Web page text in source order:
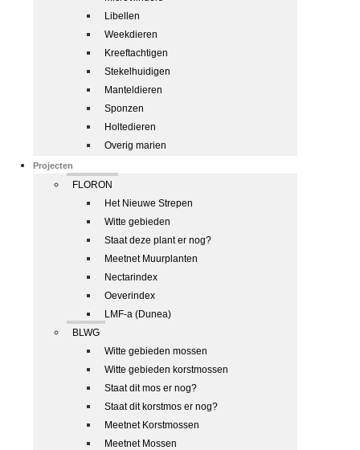
Libellen
Weekdieren
Kreeftachtigen
Stekelhuidigen
Manteldieren
Sponzen
Holtedieren
Overig marien
Projecten
FLORON
Het Nieuwe Strepen
Witte gebieden
Staat deze plant er nog?
Meetnet Muurplanten
Nectarindex
Oeverindex
LMF-a (Dunea)
BLWG
Witte gebieden mossen
Witte gebieden korstmossen
Staat dit mos er nog?
Staat dit korstmos er nog?
Meetnet Korstmossen
Meetnet Mossen